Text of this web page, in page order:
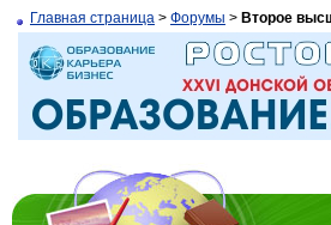
Главная страница > Форумы > Второе